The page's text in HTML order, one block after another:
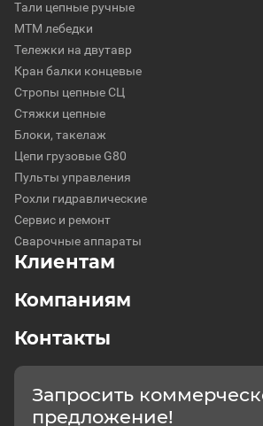
Тали цепные ручные
МТМ лебедки
Тележки на двутавр
Кран балки концевые
Стропы цепные СЦ
Стяжки цепные
Блоки, такелаж
Цепи грузовые G80
Пульты управления
Рохли гидравлические
Сервис и ремонт
Сварочные аппараты
Клиентам
Компаниям
Контакты
Запросить
предложение!